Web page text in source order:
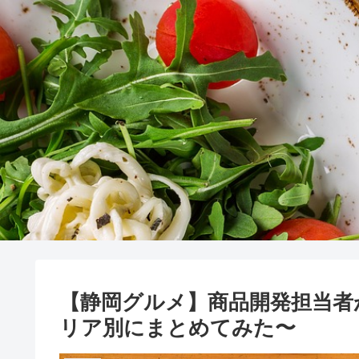
【静岡グルメ】商品開発担当
リア別にまとめてみた〜